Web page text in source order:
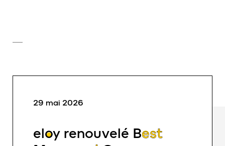
29 mai 2026
eloy renouvelé Best